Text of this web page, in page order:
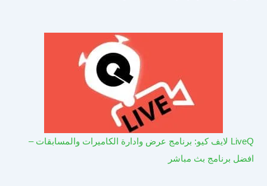
LiveQ لايف كيو: برنامج عرض وادارة الكاميرات والمسابقات –
افضل برنامج بث مباشر